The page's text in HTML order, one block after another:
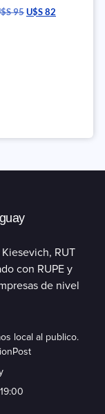
95U$S82
RUT
con RUPE y
de nivel
local al publico.